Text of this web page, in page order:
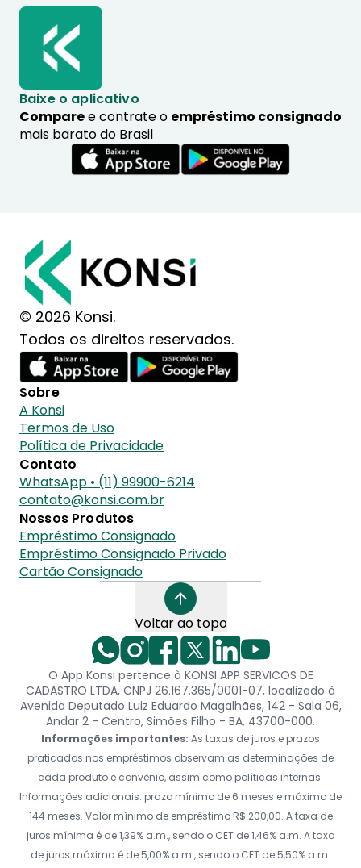
Baixe o aplicativo
Comparee contrate o empréstimo consignado
mais barato do Brasil
© 2026 Konsi.
Todos os direitos reservados.
Sobre
A Konsi
Termos de Uso
Política de Privacidade
Contato
WhatsApp • (11) 99900-6214
contato@konsi.com.br
Nossos Produtos
Empréstimo Consignado
Empréstimo Consignado Privado
Cartão Consignado
Voltar ao topo
O App Konsi pertence à KONSI APP SERVICOS DE
CADASTRO LTDA, CNPJ 26.167.365/0001-07, localizado à
Avenida Deputado Luiz Eduardo Magalhães, 142 - Sala 06,
Andar 2 - Centro, Simões Filho - BA, 43700-000.
Informações importantes: As taxas de juros e prazos
praticados nos empréstimos observam as determinações de
cada produto e convênio, assim como políticas internas.
Informações adicionais: prazo mínimo de 6 meses e máximo de
144 meses. Valor mínimo de empréstimo R$ 200,00. A taxa de
juros mínima é de 1,39% a.m., sendo o CET de 1,46% a.m. A taxa
de juros máxima é de 5,00% a.m., sendo o CET de 5,50% a.m.